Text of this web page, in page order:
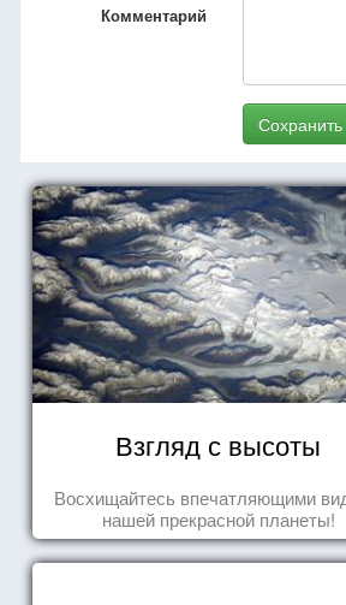
Комментарий
Сохранить
Взгляд с высоты
Восхищайтесь впечатляющими
нашей прекрасной планеты!